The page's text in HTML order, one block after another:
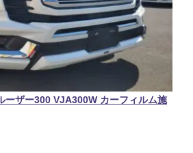
ーザー300 VJA300W カーフィルム施